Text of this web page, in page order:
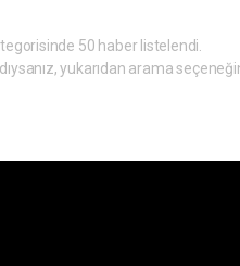
50 haber listelendi.
yukarıdan arama